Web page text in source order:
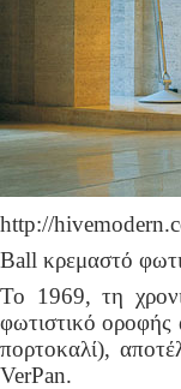
http://
Ball κρεμαστό
Το 1969, τη
φωτιστικό
πορτοκαλί),
VerPan.